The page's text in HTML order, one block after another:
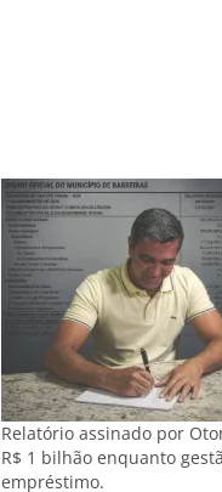
Relatório assinado por
R$ 1 bilhão enquanto
empréstimo.